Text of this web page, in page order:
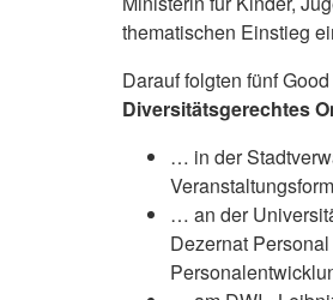
thematischen Einstieg
Darauf folgten fünf
Diversitätsgerechtes
… in der
… an der
Dezernat